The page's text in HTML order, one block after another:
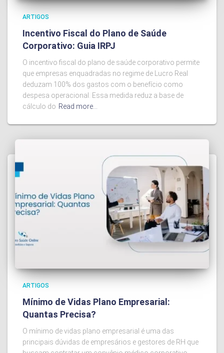
ARTIGOS
Incentivo Fiscal do Plano de Saúde
Corporativo: Guia IRPJ
O incentivo fiscal do plano de saúde corporativo permite
que empresas enquadradas no regime de Lucro Real
deduzam 100% dos gastos com o benefício como
despesa operacional. Essa medida reduz a base de
cálculo do Read more…
ARTIGOS
Mínimo de Vidas Plano Empresarial:
Quantas Precisa?
O mínimo de vidas plano empresarial é uma das
principais dúvidas de empresários e gestores de RH que